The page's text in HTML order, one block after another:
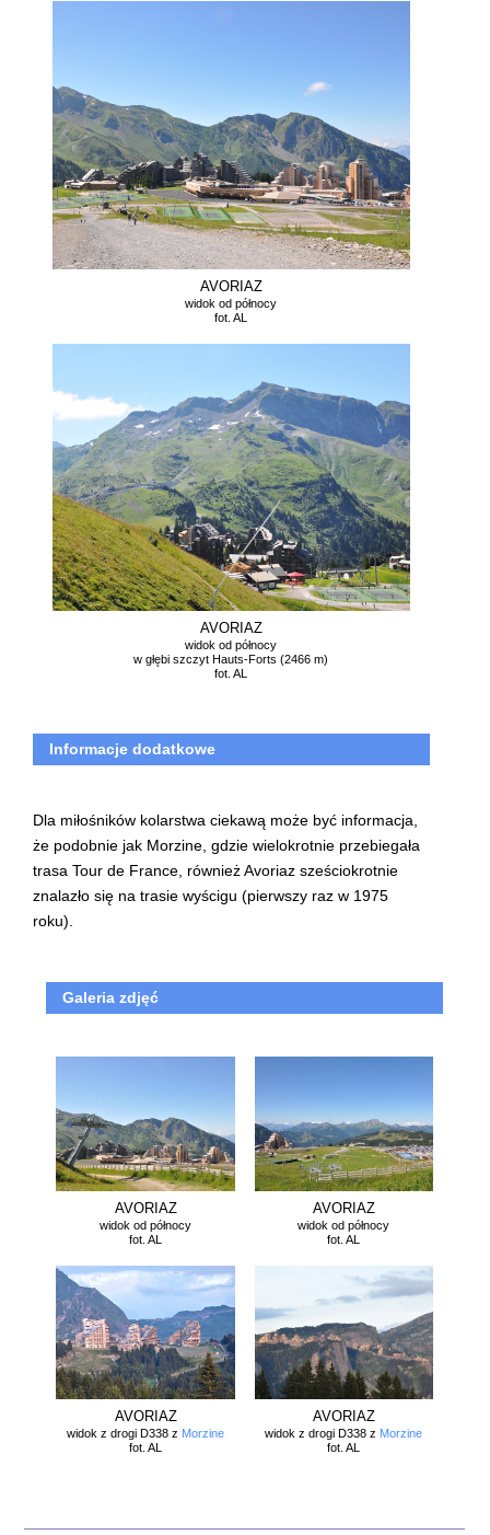
AVORIAZ
widok od północy
fot. AL
AVORIAZ
widok od północy
w głębi szczyt Hauts-Forts (2466 m)
fot. AL
Informacje dodatkowe
Dla miłośników kolarstwa ciekawą może być informacja,
że podobnie jak Morzine, gdzie wielokrotnie przebiegała
trasa Tour de France, również Avoriaz sześciokrotnie
znalazło się na trasie wyścigu (pierwszy raz w 1975
roku).
Galeria zdjęć
AVORIAZ
widok od północy
fot. AL
AVORIAZ
widok od północy
fot. AL
AVORIAZ
widok z drogi D338 z Morzine
fot. AL
AVORIAZ
widok z drogi D338 z Morzine
fot. AL